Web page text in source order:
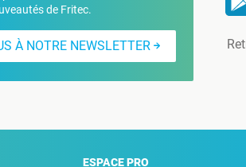
de Fritec.
À NOTRE NEWSLETTER
ESPACE PRO